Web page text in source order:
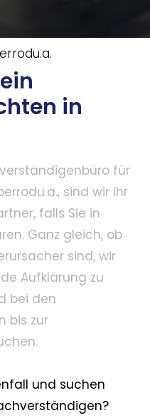
in
für
sind wir Ihr
falls Sie in
Ganz gleich, ob
sind, wir
Aufklärung zu
bei den
bis zur
und suchen